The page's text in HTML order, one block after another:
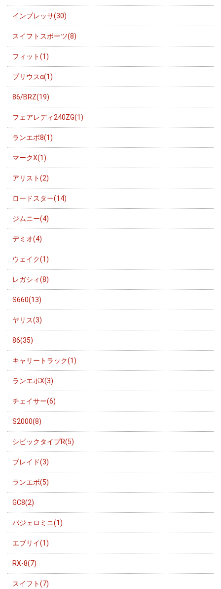
インプレッサ(30)
スイフトスポーツ(8)
フィット(1)
プリウスα(1)
86/BRZ(19)
フェアレディ240ZG(1)
ランエボ8(1)
マークX(1)
アリスト(2)
ロードスター(14)
ジムニー(4)
デミオ(4)
ウェイク(1)
レガシィ(8)
S660(13)
ヤリス(3)
86(35)
キャリートラック(1)
ランエボX(3)
チェイサー(6)
S2000(8)
シビックタイプR(5)
ブレイド(3)
ランエボ(5)
GC8(2)
パジェロミニ(1)
エブリイ(1)
RX-8(7)
スイフト(7)